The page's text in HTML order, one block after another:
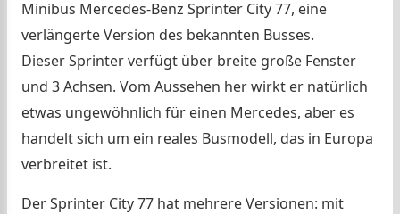
Minibus Mercedes-Benz Sprinter City 77, eine
verlängerte Version des bekannten Busses.
Dieser Sprinter verfügt über breite große Fenster
und 3 Achsen. Vom Aussehen her wirkt er natürlich
etwas ungewöhnlich für einen Mercedes, aber es
handelt sich um ein reales Busmodell, das in Europa
verbreitet ist.
Der Sprinter City 77 hat mehrere Versionen: mit